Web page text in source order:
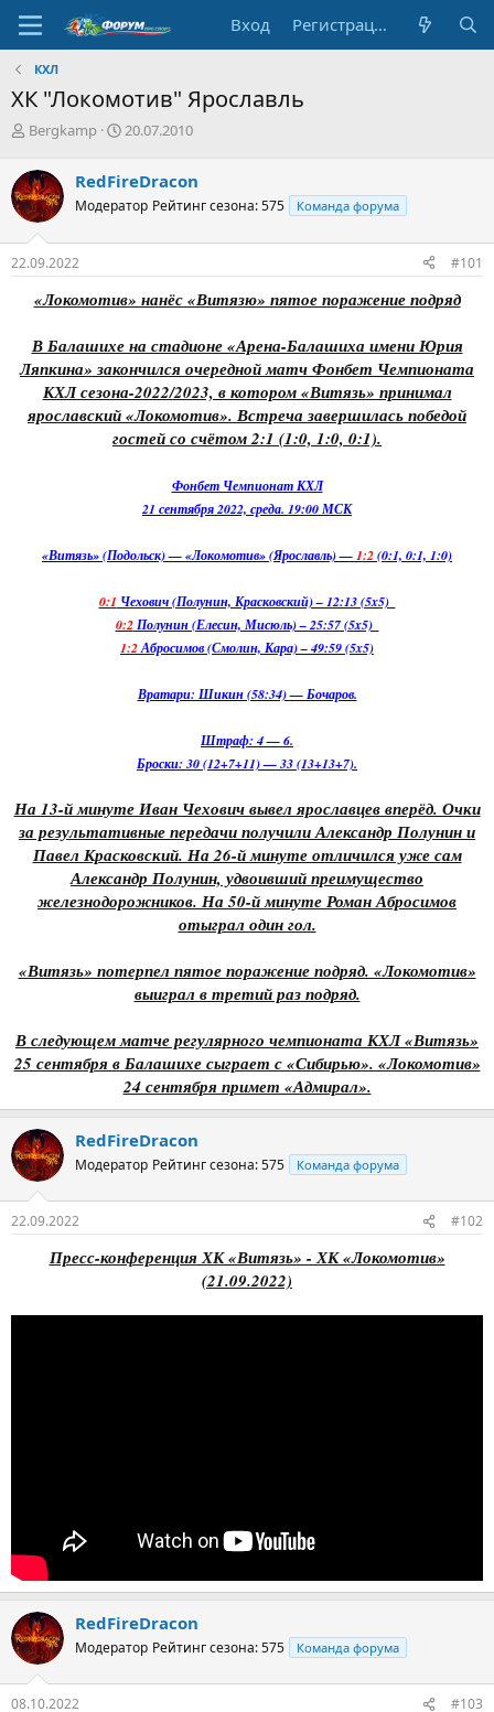
Вход Регистрация
КХЛ
ХК "Локомотив" Ярославль
А
т
о
р
т
е
м
Bergkamp
Д
а
н
ч
а
20.07.2010
RedFireDracon
Модератор Рейтинг сезона: 575 Команда форума
22.09.2022 #101
«Локомотив» нанёс «Витязю» пятое поражение подряд
В Балашихе на стадионе «Арена-Балашиха имени Юрия
Ляпкина» закончился очередной матч Фонбет Чемпионата
КХЛ сезона-2022/2023, в котором «Витязь» принимал
ярославский «Локомотив». Встреча завершилась победой
гостей со счётом 2:1 (1:0, 1:0, 0:1).
Фонбет Чемпионат КХЛ
21 сентября 2022, среда. 19:00 МСК
«Витязь» (Подольск) — «Локомотив» (Ярославль) —1:2(0:1, 0:1, 1:0)
0:1 Чехович (Полунин, Красковский) – 12:13 (5x5)
0:2Полунин (Елесин, Мисюль) – 25:57 (5x5)
1:2Абросимов (Смолин, Кара) – 49:59 (5x5)
Вратари: Шикин (58:34) — Бочаров.
Штраф: 4 — 6.
Броски: 30 (12+7+11) — 33 (13+13+7).
На 13-й минуте Иван Чехович вывел ярославцев вперёд. Очки
за результативные передачи получили Александр Полунин и
Павел Красковский. На 26-й минуте отличился уже сам
Александр Полунин, удвоивший преимущество
железнодорожников. На 50-й минуте Роман Абросимов
отыграл один гол.
«Витязь» потерпел пятое поражение подряд. «Локомотив»
выиграл в третий раз подряд.
В следующем матче регулярного чемпионата КХЛ «Витязь»
25 сентября в Балашихе сыграет с «Сибирью». «Локомотив»
24 сентября примет «Адмирал».
RedFireDracon
Модератор Рейтинг сезона: 575 Команда форума
22.09.2022 #102
Пресс-конференция ХК «Витязь» - ХК «Локомотив»
(21.09.2022)
RedFireDracon
Модератор Рейтинг сезона: 575 Команда форума
08.10.2022 #103